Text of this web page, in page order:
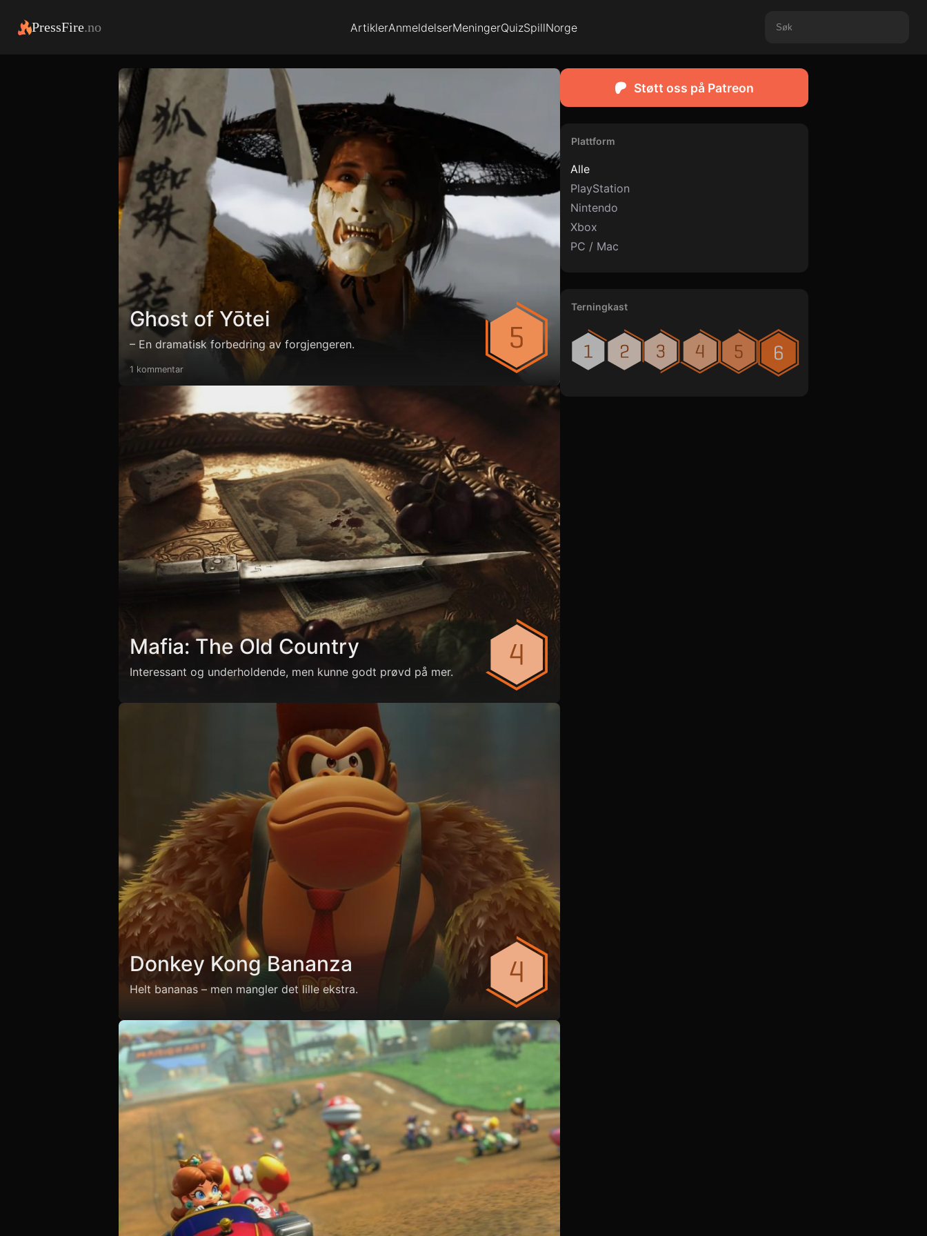
PressFire.no ArtiklerAnmeldelserMeningerQuizSpillNorge
Ghost of Yōtei
– En dramatisk forbedring av forgjengeren.
1 kommentar
Mafia: The Old Country
Interessant og underholdende, men kunne godt prøvd på mer.
Donkey Kong Bananza
Helt bananas – men mangler det lille ekstra.
Støtt oss på Patreon
Plattform
Alle
PlayStation
Nintendo
Xbox
PC / Mac
Terningkast